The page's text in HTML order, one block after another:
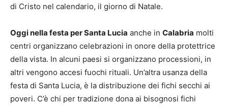
di Cristo nel calendario, il giorno di Natale.
Oggi nella festa per Santa Lucia anche in Calabria molti
centri organizzano celebrazioni in onore della protettrice
della vista. In alcuni paesi si organizzano processioni, in
altri vengono accesi fuochi rituali. Un’altra usanza della
festa di Santa Lucia, è la distribuzione dei fichi secchi ai
poveri. C’è chi per tradizione dona ai bisognosi fichi